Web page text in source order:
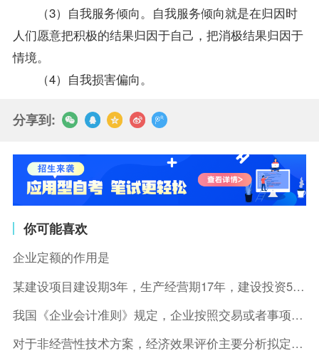
（3）自我服务倾向。自我服务倾向就是在归因时
人们愿意把积极的结果归因于自己，把消极结果归因于
情境。
（4）自我损害偏向。
分享到:
你可能喜欢
企业定额的作用是
某建设项目建设期3年，生产经营期17年，建设投资5500万元
我国《企业会计准则》规定，企业按照交易或者事项的经济特征确定
对于非经营性技术方案，经济效果评价主要分析拟定方案的( )。